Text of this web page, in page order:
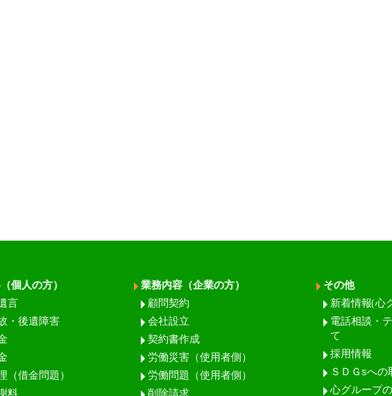
個人の方）
言
・後遺障害
（借金問題）
料
業務内容（企業の方）
顧問契約
会社設立
契約書作成
労働災害（使用者側）
労働問題（使用者側）
削除請求
その他
新着情報（心
電話相談・
て
採用情報
ＳＤＧsへの
心グループ